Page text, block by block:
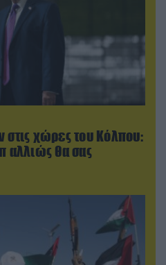
στις χώρες του Κόλπου:
αλλιώς θα σας